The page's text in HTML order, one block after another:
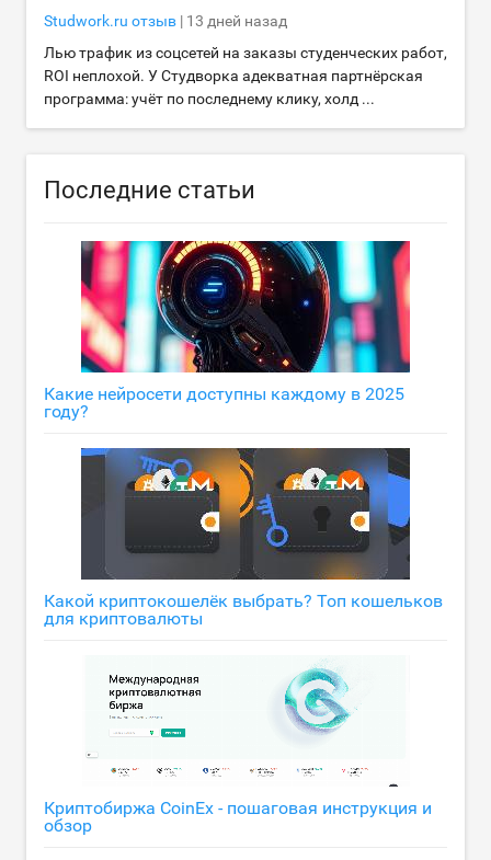
Studwork.ru отзыв | 13 дней назад
Лью трафик из соцсетей на заказы студенческих работ,
ROI неплохой. У Студворка адекватная партнёрская
программа: учёт по последнему клику, холд ...
Последние статьи
Какие нейросети доступны каждому в 2025
году?
Какой криптокошелёк выбрать? Топ кошельков
для криптовалюты
Криптобиржа CoinEx - пошаговая инструкция и
обзор